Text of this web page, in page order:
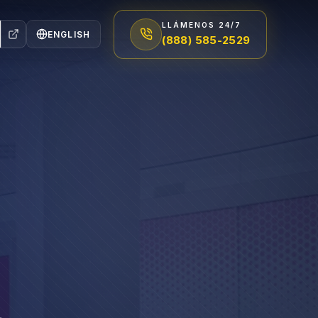
ENGLISH
LLÁMENOS 24/7
(888) 585-2529